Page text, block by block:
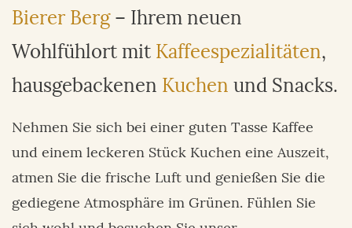
Bierer Berg– Ihrem neuen
Wohlfühlort mit Kaffeespezialitäten,
hausgebackenen Kuchen und Snacks.
Nehmen Sie sich bei einer guten Tasse Kaffee
und einem leckeren Stück Kuchen eine Auszeit,
atmen Sie die frische Luft und genießen Sie die
gediegene Atmosphäre im Grünen. Fühlen Sie